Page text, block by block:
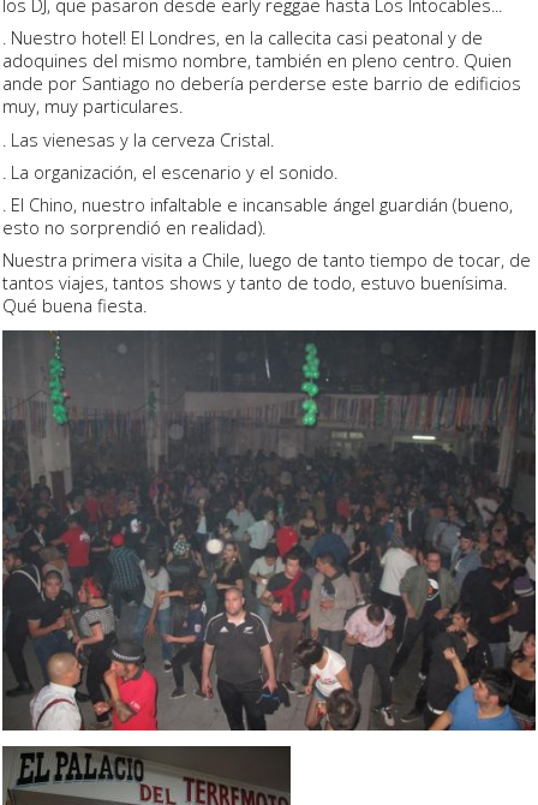
los DJ, que pasaron desde early reggae hasta Los Intocables...
. Nuestro hotel! El Londres, en la callecita casi peatonal y de
adoquines del mismo nombre, también en pleno centro. Quien
ande por Santiago no debería perderse este barrio de edificios
muy, muy particulares.
. Las vienesas y la cerveza Cristal.
. La organización, el escenario y el sonido.
. El Chino, nuestro infaltable e incansable ángel guardián (bueno,
esto no sorprendió en realidad).
Nuestra primera visita a Chile, luego de tanto tiempo de tocar, de
tantos viajes, tantos shows y tanto de todo, estuvo buenísima.
Qué buena fiesta.